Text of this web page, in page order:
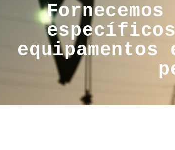
™®©Todos os direitos reservador
empresa Filtroparts.